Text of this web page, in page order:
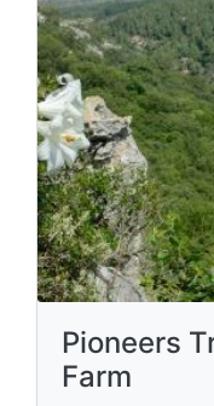
Pioneers
Farm